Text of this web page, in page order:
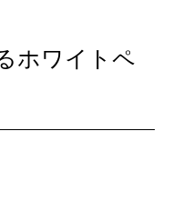
ホワイトペ